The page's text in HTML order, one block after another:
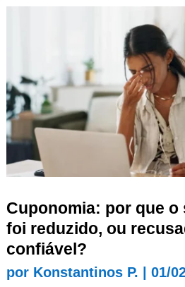
Cuponomia: por que o
foi reduzido, ou
confiável?
por Konstantinos P. 01/